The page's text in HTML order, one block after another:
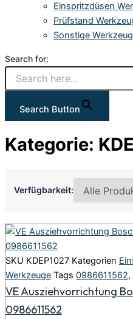
Einspritzdüsen
Prüfstand
Sonstige
Search for:
Search Button
Kategorie:
Verfügbarkeit:
SKU KDEP1027 Kategorien
Werkzeuge Tags 0986611562,
VE Ausziehvorrichtung
0986611562